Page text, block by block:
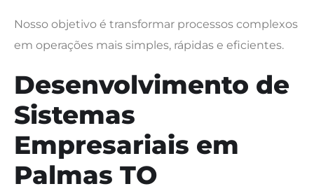
Nosso objetivo é transformar processos complexos
em operações mais simples, rápidas e eficientes.
Desenvolvimento de
Sistemas
Empresariais em
Palmas TO